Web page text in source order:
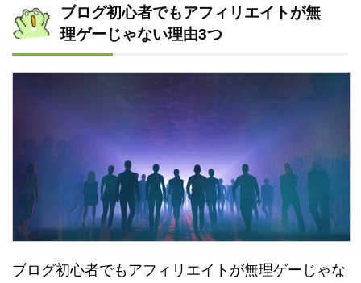
ブログ初心者でもアフィリエイトが無
理ゲーじゃない理由3つ
ブログ初心者でもアフィリエイトが無理ゲーじゃな